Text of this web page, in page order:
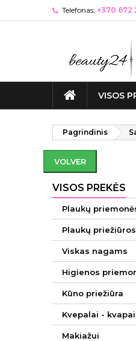
Telefonas: +370 672
VISOS
Pagrindinis
VOLVER
VISOS PREKĖS
Plaukų
Plaukų
Viskas nagams
Higienos
Kūno priežiūra
Kvepalai - kvapai
Makiažui